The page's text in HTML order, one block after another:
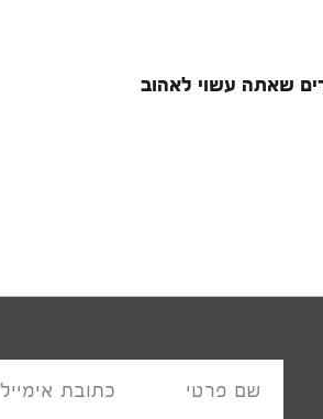
שאתה עשוי לאהוב
שם פרטי כתובת אימייל